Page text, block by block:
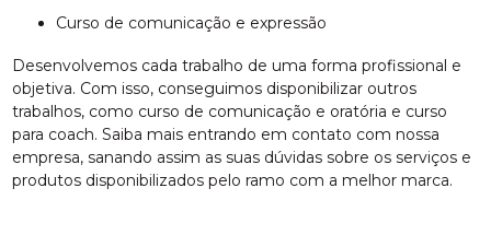
curso de comunicação e expressão
Desenvolvemos cada trabalho de uma forma profissional e
objetiva. Com isso, conseguimos disponibilizar outros
trabalhos, como curso de comunicação e oratória e curso
para coach. Saiba mais entrando em contato com nossa
empresa, sanando assim as suas dúvidas sobre os serviços e
produtos disponibilizados pelo ramo com a melhor marca.